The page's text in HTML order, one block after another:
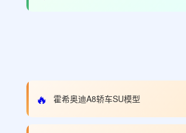
🔥 霍希奥迪A8轿车SU模型